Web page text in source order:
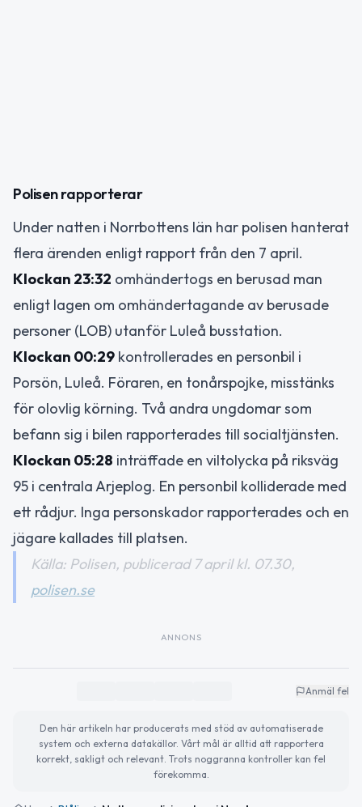
Polisen rapporterar
Under natten i Norrbottens län har polisen hanterat
flera ärenden enligt rapport från den 7 april.
Klockan 23:32 omhändertogs en berusad man
enligt lagen om omhändertagande av berusade
personer (LOB) utanför Luleå busstation.
Klockan 00:29 kontrollerades en personbil i
Porsön, Luleå. Föraren, en tonårspojke, misstänks
för olovlig körning. Två andra ungdomar som
befann sig i bilen rapporterades till socialtjänsten.
Klockan 05:28 inträffade en viltolycka på riksväg
95 i centrala Arjeplog. En personbil kolliderade med
ett rådjur. Inga personskador rapporterades och en
jägare kallades till platsen.
Källa: Polisen, publicerad 7 april kl. 07.30,
polisen.se
ANNONS
Anmäl fel
Den här artikeln har producerats med stöd av automatiserade
system och externa datakällor. Vårt mål är alltid att rapportera
korrekt, sakligt och relevant. Trots noggranna kontroller kan fel
förekomma.